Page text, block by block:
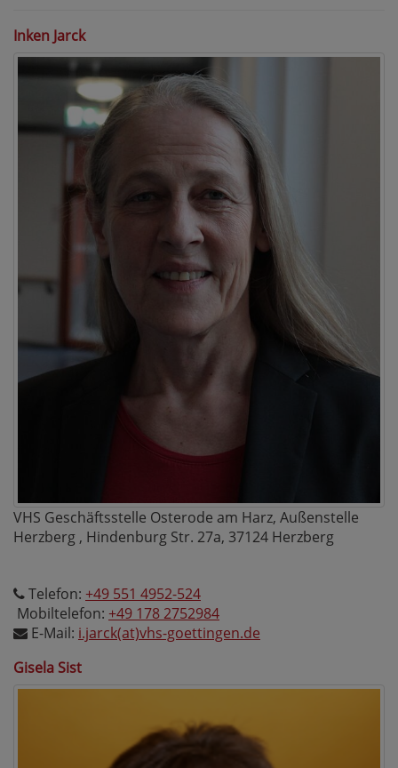
Inken Jarck
VHS Geschäftsstelle Osterode am Harz, Außenstelle
Herzberg , Hindenburg Str. 27a, 37124 Herzberg
Telefon: +49 551 4952-524
Mobiltelefon: +49 178 2752984
E-Mail: i.jarck(at)vhs-goettingen.de
Gisela Sist